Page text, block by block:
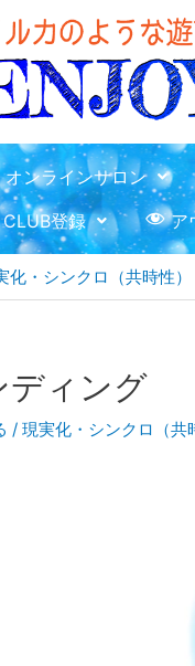
オンラインサロン
登録
ア
化・シンクロ（共時性）
ディング
/ 現実化・シンクロ（共